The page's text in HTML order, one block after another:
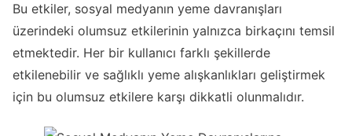
Bu etkiler, sosyal medyanın yeme davranışları
üzerindeki olumsuz etkilerinin yalnızca birkaçını temsil
etmektedir. Her bir kullanıcı farklı şekillerde
etkilenebilir ve sağlıklı yeme alışkanlıkları geliştirmek
için bu olumsuz etkilere karşı dikkatli olunmalıdır.